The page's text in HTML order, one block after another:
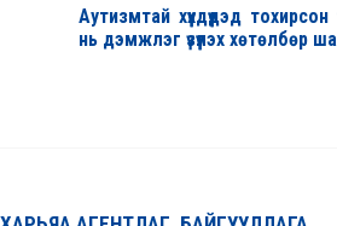
Аутизмтай хүүхдүүдэд
нь дэмжлэг үзүүлэх хөтөлбөр